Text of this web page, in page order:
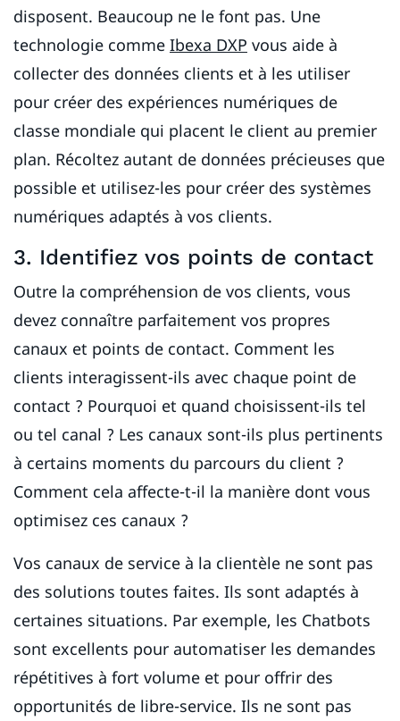
disposent. Beaucoup ne le font pas. Une
technologie comme Ibexa DXP vous aide à
collecter des données clients et à les utiliser
pour créer des expériences numériques de
classe mondiale qui placent le client au premier
plan. Récoltez autant de données précieuses que
possible et utilisez-les pour créer des systèmes
numériques adaptés à vos clients.
3. Identifiez vos points de contact
Outre la compréhension de vos clients, vous
devez connaître parfaitement vos propres
canaux et points de contact. Comment les
clients interagissent-ils avec chaque point de
contact ? Pourquoi et quand choisissent-ils tel
ou tel canal ? Les canaux sont-ils plus pertinents
à certains moments du parcours du client ?
Comment cela affecte-t-il la manière dont vous
optimisez ces canaux ?
Vos canaux de service à la clientèle ne sont pas
des solutions toutes faites. Ils sont adaptés à
certaines situations. Par exemple, les Chatbots
sont excellents pour automatiser les demandes
répétitives à fort volume et pour offrir des
opportunités de libre-service. Ils ne sont pas